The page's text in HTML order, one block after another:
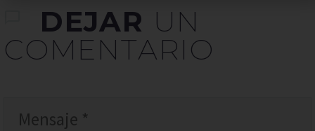
DEJAR UN
COMENTARIO